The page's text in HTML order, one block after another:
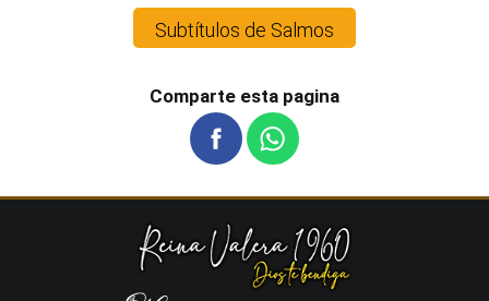
Subtítulos de Salmos
Comparte esta pagina